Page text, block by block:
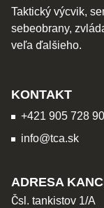
Taktický výcvik,
sebeobrany,
veľa ďalšieho.
KONTAKT
+421 905 728
info@tca.sk
ADRESA
Čsl. tankistov 1/A